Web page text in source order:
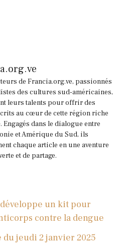
de Francia.org.ve, passionnés
des cultures sud-américaines,
leurs talents pour offrir des
au cœur de cette région riche
Engagés dans le dialogue entre
et Amérique du Sud, ils
chaque article en une aventure
et de partage.
un kit pour
contre la dengue
jeudi 2 janvier 2025